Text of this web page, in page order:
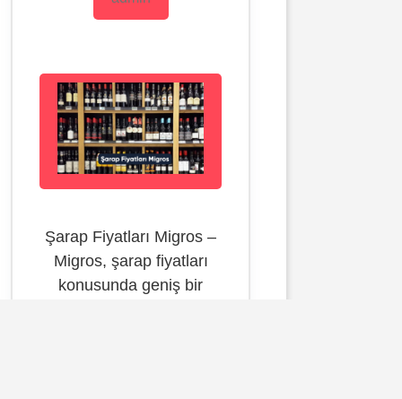
Şarap Fiyatları Migros –
Migros, şarap fiyatları
konusunda geniş bir